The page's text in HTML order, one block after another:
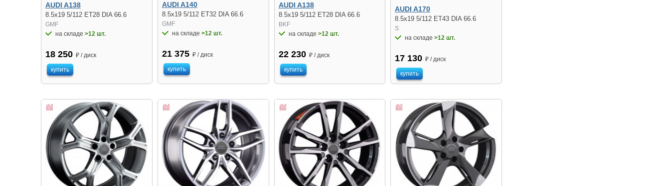
AUDI A138
8.5x19 5/112 ET28 DIA 66.6
GMF
на складе >12 шт.
18 250 ₽ / диск
купить
AUDI A140
8.5x19 5/112 ET32 DIA 66.6
GMF
на складе >12 шт.
21 375 ₽ / диск
купить
AUDI A138
8.5x19 5/112 ET28 DIA 66.6
BKF
на складе >12 шт.
22 230 ₽ / диск
купить
AUDI A170
8.5x19 5/112 ET43 DIA 66.6
S
на складе>12 шт.
17 130 ₽ / диск
купить